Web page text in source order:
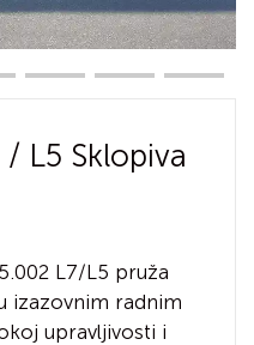
L5 Sklopiva
L7/L5 pruža
izazovnim radnim
upravljivosti i